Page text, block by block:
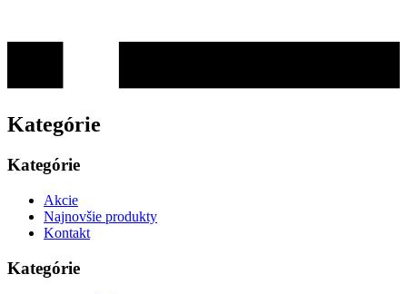
Kategórie
Kategórie
Akcie
Najnovšie produkty
Kontakt
Kategórie